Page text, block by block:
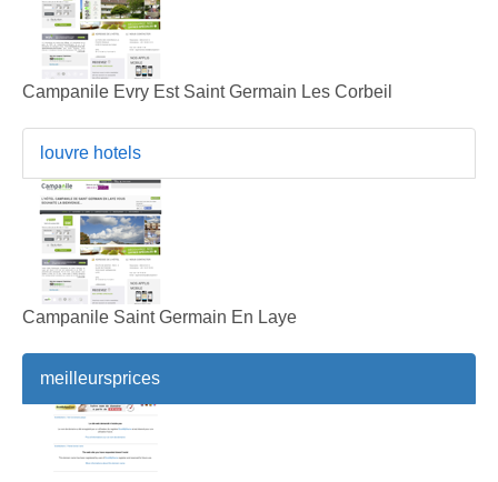
Campanile Evry Est Saint Germain Les Corbeil
louvre hotels
Campanile Saint Germain En Laye
meilleursprices